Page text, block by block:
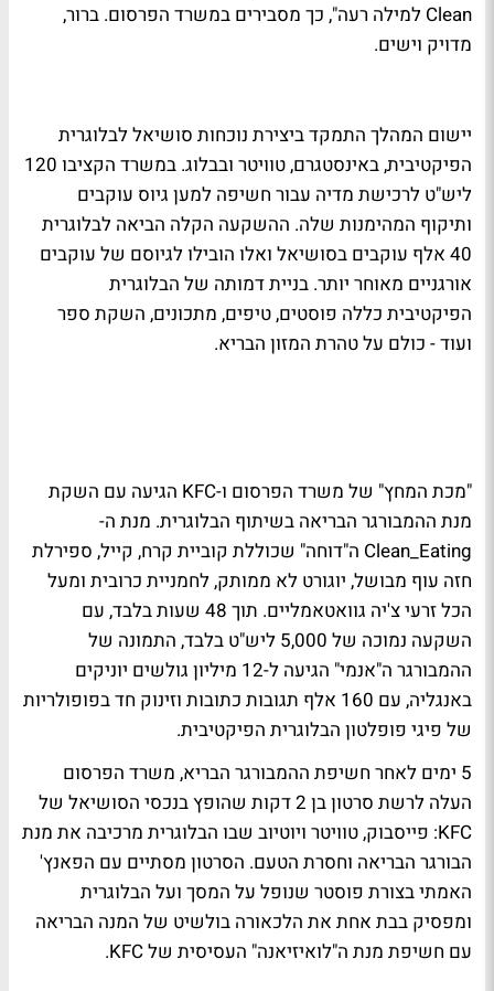
Clean למילה רעה", כך מסבירים במשרד הפרסום. ברור,
מדויק וישים.
יישום המהלך התמקד ביצירת נוכחות סושיאל לבלוגרית
הפיקטיבית, באינסטגרם, טוויטר ובבלוג. במשרד הקציבו 120
ליש"ט לרכישת מדיה עבור חשיפה למען גיוס עוקבים
ותיקוף המהימנות שלה. ההשקעה הקלה הביאה לבלוגרית
40 אלף עוקבים בסושיאל ואלו הובילו לגיוסם של עוקבים
אורגניים מאוחר יותר. בניית דמותה של הבלוגרית
הפיקטיבית כללה פוסטים, טיפים, מתכונים, השקת ספר
ועוד - כולם על טהרת המזון הבריא.
"מכת המחץ" של משרד הפרסום ו-KFC הגיעה עם השקת
מנת ההמבורגר הבריאה בשיתוף הבלוגרית. מנת ה-
Clean_Eating ה"דוחה" שכוללת קוביית קרח, קייל, ספירלת
חזה עוף מבושל, יוגורט לא ממותק, לחמניית כרובית ומעל
הכל זרעי צ'יה גוואטאמליים. תוך 48 שעות בלבד, עם
השקעה נמוכה של 5,000 ליש"ט בלבד, התמונה של
ההמבורגר ה"אנמי" הגיעה ל-12 מיליון גולשים יוניקים
באנגליה, עם 160 אלף תגובות כתובות וזינוק חד בפופולריות
של פיגי פופלטון הבלוגרית הפיקטיבית.
5 ימים לאחר חשיפת ההמבורגר הבריא, משרד הפרסום
העלה לרשת סרטון בן 2 דקות שהופץ בנכסי הסושיאל של
KFC: פייסבוק, טוויטר ויוטיוב שבו הבלוגרית מרכיבה את מנת
הבורגר הבריאה וחסרת הטעם. הסרטון מסתיים עם הפאנץ'
האמתי בצורת פוסטר שנופל על המסך ועל הבלוגרית
ומפסיק בבת אחת את הלכאורה בולשיט של המנה הבריאה
עם חשיפת מנת ה"לואיזיאנה" העסיסית של KFC.